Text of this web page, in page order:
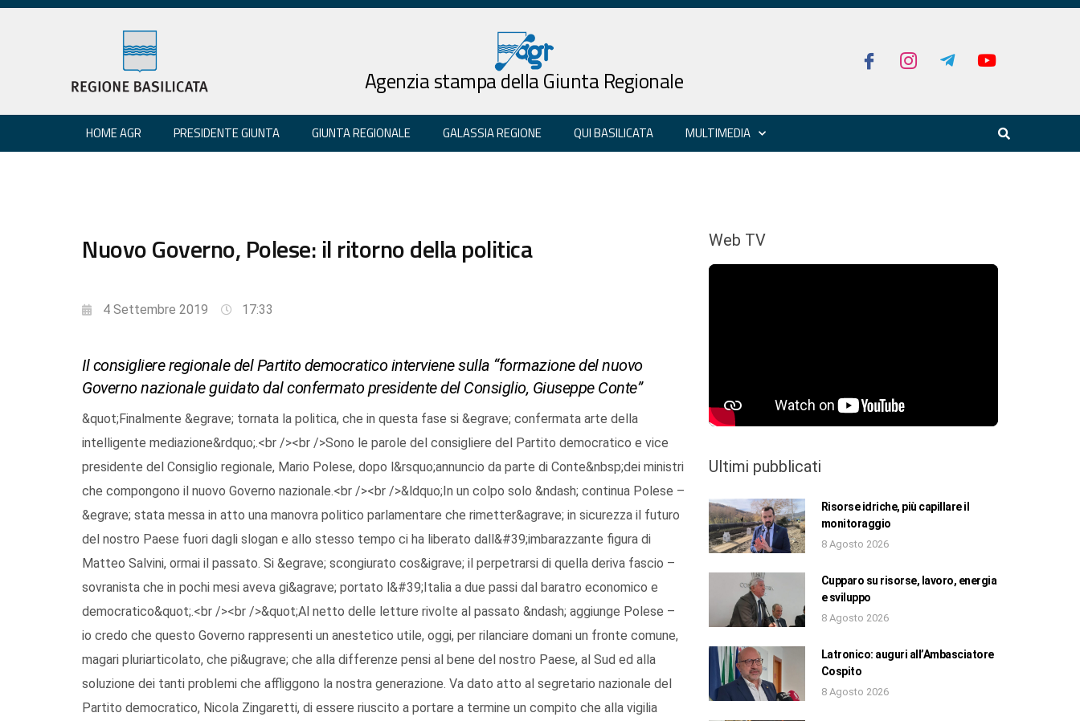
Agenzia stampa della Giunta Regionale
HOME AGR PRESIDENTE GIUNTA GIUNTA REGIONALE GALASSIA REGIONE QUI BASILICATA MULTIMEDIA
Nuovo Governo, Polese: il ritorno della politica
4 Settembre 2019 17:33
Il consigliere regionale del Partito democratico interviene sulla “formazione del nuovo
Governo nazionale guidato dal confermato presidente del Consiglio, Giuseppe Conte”
&quot;Finalmente &egrave; tornata la politica, che in questa fase si &egrave; confermata arte della
intelligente mediazione&rdquo;.<br /><br />Sono le parole del consigliere del Partito democratico e vice
presidente del Consiglio regionale, Mario Polese, dopo l&rsquo;annuncio da parte di Conte&nbsp;dei ministri
che compongono il nuovo Governo nazionale.<br /><br />&ldquo;In un colpo solo &ndash; continua Polese –
&egrave; stata messa in atto una manovra politico parlamentare che rimetter&agrave; in sicurezza il futuro
del nostro Paese fuori dagli slogan e allo stesso tempo ci ha liberato dall&#39;imbarazzante figura di
Matteo Salvini, ormai il passato. Si &egrave; scongiurato cos&igrave; il perpetrarsi di quella deriva fascio –
sovranista che in pochi mesi aveva gi&agrave; portato l&#39;Italia a due passi dal baratro economico e
democratico&quot;.<br /><br />&quot;Al netto delle letture rivolte al passato &ndash; aggiunge Polese –
io credo che questo Governo rappresenti un anestetico utile, oggi, per rilanciare domani un fronte comune,
magari pluriarticolato, che pi&ugrave; che alla differenze pensi al bene del nostro Paese, al Sud ed alla
soluzione dei tanti problemi che affliggono la nostra generazione. Va dato atto al segretario nazionale del
Partito democratico, Nicola Zingaretti, di essere riuscito a portare a termine un compito che alla vigilia
Web TV
Ultimi pubblicati
Risorse idriche, più capillare il
monitoraggio
8 Agosto 2026
Cupparo su risorse, lavoro, energia
e sviluppo
8 Agosto 2026
Latronico: auguri all’Ambasciatore
Cospito
8 Agosto 2026